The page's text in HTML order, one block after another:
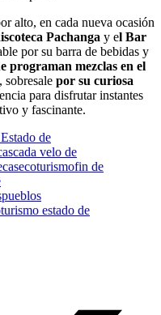
alto, en cada nueva ocasión
Pachanga y el Bar
por su barra de bebidas y
programan mezclas en el
sobresale por su curiosa
para disfrutar instantes
y fascinante.
de
velo de
ecoturismofin de
pueblos
turismo estado de